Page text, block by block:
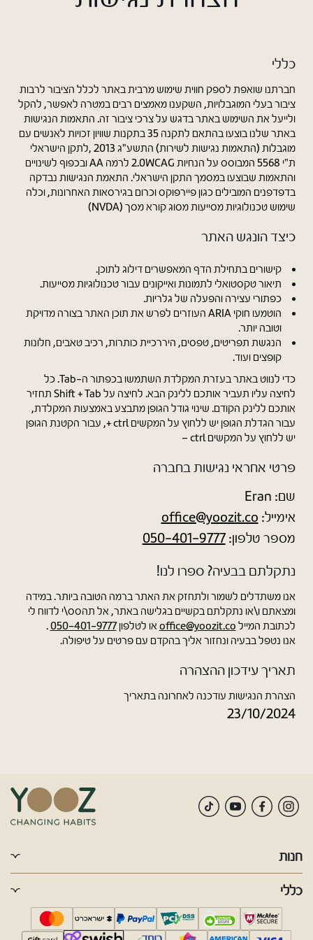
תינוקות וילדים
מארזים
משתמש חדש/אורח
כללי
חברתנו שואפת לספק חווית שימוש מרבית באתר לכלל הציבור לרבות
ציבור בעלי המוגבלויות, השקענו מאמצים רבים במטרה לאפשר, להקל
ולייעל את השימוש באתר בדגש על צרכי ציבור זה. התאמות הנגישות
באתר שלנו בוצעו בהתאם לתקנה 35 בתקנות שוויון זכויות לאנשים עם
מוגבלות (התאמות נגישות לשירות) התשע"ג 2013 ,לתקן הישראלי
ת"י 5568 המבוסס על הנחיות 2.0WCAG לרמה AA ובכפוף לשינויים
והתאמות שבוצעו במסמך התקן הישראלי. התאמת הנגישות נבדקה
בדפדפנים המובילים כגון פיירפוקס וכרום בגירסאות האחרונות, וכלה
שימוש טכנולוגיות מסייעות מסוג קורא מסך (NVDA)
כיצד הונגש האתר
קישורים בתחילת הדף המאפשרים דילוג לתוכן.
תיאור טקסטואלי לתמונות ואייקונים עבור טכנולוגיות מסייעות.
כפתורי עצירה והפעלה של גלריות.
הוטמעו חוקי ARIA העוזרים לפרש את תוכן האתר בצורה מדויקת
וטובה יותר.
הנגשת תפריטים, טפסים, היררכיית כותרות, רכיב טאבים, חלונות
קופצים ועוד.
כדי לנווט באתר בעזרת המקלדת השתמשו בכפתור ה-Tab. כל
לחיצה עליו תעביר אותכם ללינק הבא. לחיצה על Shift + Tab תחזיר
אותכם ללינק הקודם. שינוי גודל הגופן מתבצע באמצעות המקלדת,
עבור הגדלת הגופן יש ללחוץ על המקשים ctrl +, עבור הקטנת הגופן
יש ללחוץ על המקשים ctrl –
פרטי אחראי נגישות בחברה
שם: Eran
אימייל: office@yoozit.co
מספר טלפון:050-401-9777
נתקלתם בבעיה? ספרו לנו!
אנו משתדלים לשמור ולתחזק את האתר ברמה הטובה ביותר. במידה
ומצאתם ו\או נתקלתם בקשיים בגלישה באתר, אל תהסס\י לדווח לי
לכתובת המייל office@yoozit.co או לטלפון050-401-9777
.
אנו נטפל בבעיה ונחזור אליך בהקדם עם פרטים על טיפולה.
תאריך עידכון ההצהרה
הצהרת הנגישות עודכנה לאחרונה בתאריך
23/10/2024
חנות
כללי